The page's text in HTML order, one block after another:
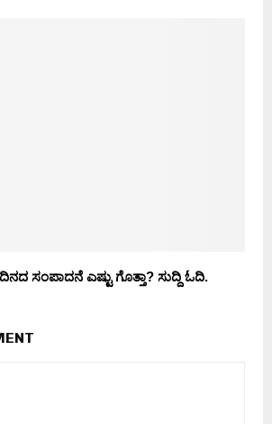
ಸಂಪಾದನೆ ಎಷ್ಟು ಗೊತ್ತಾ? ಸುದ್ದಿ ಓದಿ.